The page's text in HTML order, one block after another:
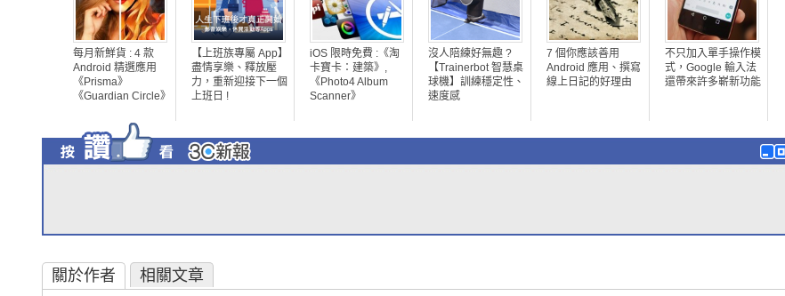
每月新鮮貨 : 4 款
Android 精選應用
《Prisma》
《Guardian Circle》
【上班族專屬 App】
盡情享樂、釋放壓
力，重新迎接下一個
上班日 !
iOS 限時免費 :《淘
卡寶卡：建築》,
《Photo4 Album
Scanner》
沒人陪練好無趣 ?
【Trainerbot 智慧桌
球機】訓練穩定性、
速度感
7 個你應該善用
Android 應用、撰寫
線上日記的好理由
不只加入單手操作模
式，Google 輸入法
還帶來許多嶄新功能
關於作者 相關文章